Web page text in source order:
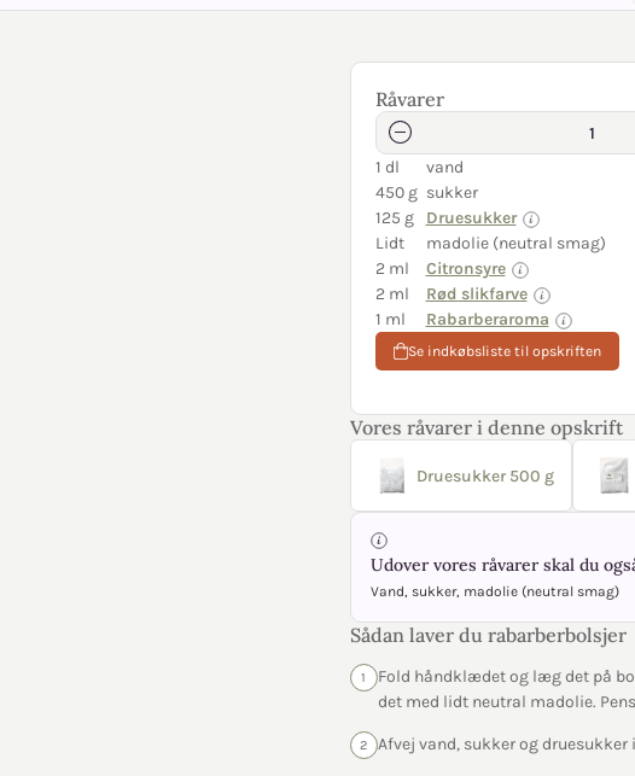
Råvarer
1 dl
vand
450 g sukker
125 g
Druesukker
Lidt
madolie (neutral smag)
2 ml
Citronsyre
2 ml
Rød slikfarve
1 ml
Rabarberaroma
Se indkøbsliste til opskriften
Vores råvarer i denne opskrift
Druesukker 500 g
Udover vores råvarer skal du
Vand, sukker, madolie (neutral smag)
Sådan laver du rabarberbolsjer
1
Fold håndklædet og læg det på
det med lidt neutral madolie.
2 Afvej vand, sukker og